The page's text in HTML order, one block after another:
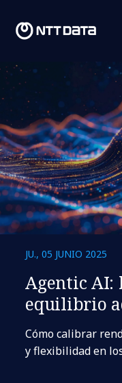
JU., 05 JUNIO 2025
Agentic AI:
equilibrio
Cómo calibrar
y flexibilidad en